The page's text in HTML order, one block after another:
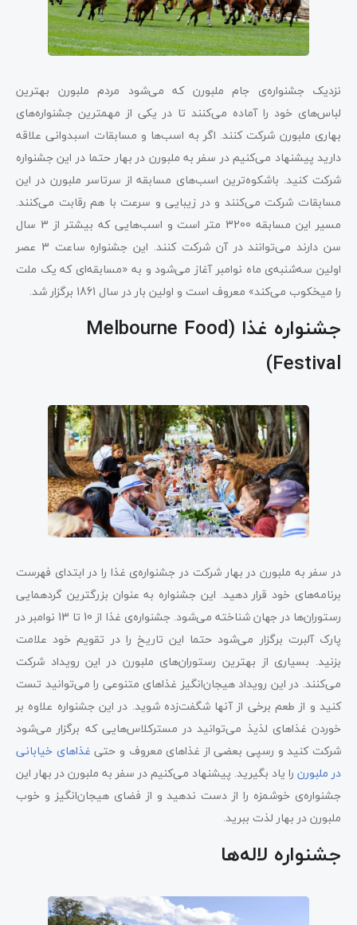
نزدیک جشنواره‌ی جام ملبورن که می‌شود مردم ملبورن بهترین
لباس‌های خود را آماده می‌کنند تا در یکی از مهمترین جشنواره‌های
بهاری ملبورن شرکت کنند. اگر به اسب‌ها و مسابقات اسبدوانی علاقه
دارید پیشنهاد می‌کنیم در سفر به ملبورن در بهار حتما در این جشنواره
شرکت کنید. باشکوه‌ترین اسب‌های مسابقه از سرتاسر ملبورن در این
مسابقات شرکت می‌کنند و در زیبایی و سرعت با هم رقابت می‌کنند.
مسیر این مسابقه 3200 متر است و اسب‌هایی که بیشتر از 3 سال
سن دارند می‌توانند در آن شرکت کنند. این جشنواره ساعت 3 عصر
اولین سه‌شنبه‌ی ماه نوامبر آغاز می‌شود و به «مسابقه‌ای که یک ملت
را میخکوب می‌کند» معروف است و اولین بار در سال 1861 برگزار شد.
جشنواره غذا (Melbourne Food
Festival)
در سفر به ملبورن در بهار شرکت در جشنواره‌ی غذا را در ابتدای فهرست
برنامه‌های خود قرار دهید. این جشنواره به عنوان بزرگترین گردهمایی
رستوران‌ها در جهان شناخته می‌شود. جشنواره‌ی غذا از 10 تا 13 نوامبر در
پارک آلبرت برگزار می‌شود حتما این تاریخ را در تقویم خود علامت
بزنید. بسیاری از بهترین رستوران‌های ملبورن در این رویداد شرکت
می‌کنند. در این رویداد هیجان‌انگیز غذاهای متنوعی را می‌توانید تست
کنید و از طعم برخی از آنها شگفت‌زده شوید. در این جشنواره علاوه بر
خوردن غذاهای لذیذ می‌توانید در مسترکلاس‌هایی که برگزار می‌شود
شرکت کنید و رسپی بعضی از غذاهای معروف و حتی غذاهای خیابانی
در ملبورن را یاد بگیرید. پیشنهاد می‌کنیم در سفر به ملبورن در بهار این
جشنواره‌ی خوشمزه را از دست ندهید و از فضای هیجان‌انگیز و خوب
ملبورن در بهار لذت ببرید.
جشنواره لاله‌ها